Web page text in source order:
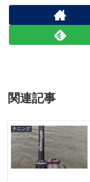
関連記事
チニング